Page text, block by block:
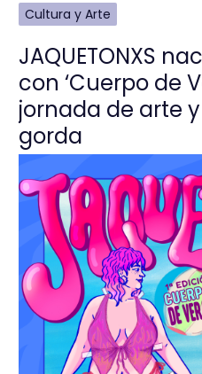
Cultura y Arte
JAQUETONXS
con ‘Cuerpo de
jornada de arte
gorda